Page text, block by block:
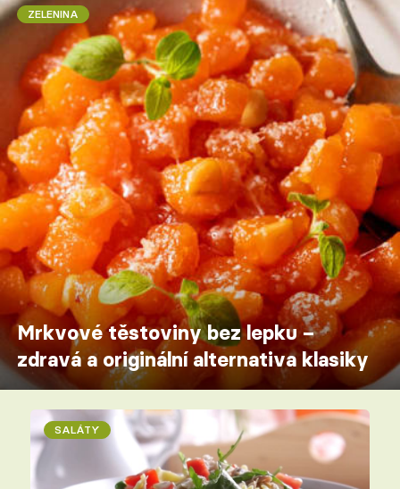
ZELENINA
Mrkvové těstoviny bez lepku –
zdravá a originální alternativa klasiky
SALÁTY